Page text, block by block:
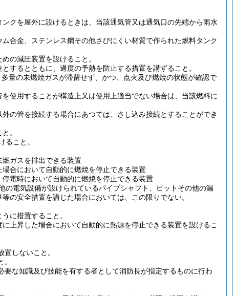
クを屋外に設けるときは、当該通気管又は通気口の先端から雨水
合金、ステンレス鋼その他さびにくい材質で作られた燃料タンク
の減圧装置を設けること。
するとともに、過度の予熱を防止する措置を講ずること。
量の未燃焼ガスが滞留せず、かつ、点火及び燃焼の状態が確認で
使用することが構造上又は使用上適当でない場合は、当該燃料に
の管を接続する場合にあつては、さし込み接続とすることができ
。
ること。
ガスを排出できる装置
合において自動的に燃焼を停止できる装置
電時において自動的に燃焼を停止できる装置
電気設備が設けられているパイプシャフト、ピットその他の漏
の安全措置を講じた場合においては、この限りでない。
に措置すること。
上昇した場合において自動的に熱源を停止できる装置を設けるこ
しないこと。
要な知識及び技能を有する者として消防長が指定するものに行わ